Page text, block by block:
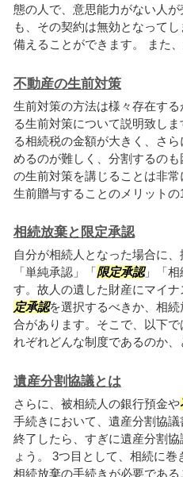
態の人で、意思能力がない人
も、その契約は無効となって
備えることができます。 また
不動産の生前対策
生前対策の方法は様々存在する
る生前対策について説明致しま
る相続税の金額が大きく、さら
めるのが難しく、分割するのも
の生前対策を講じることは非常
生前贈与することのメリットの
相続放棄と限定承認
自分が相続人となった場合に、
「単純承認」「限定承認」「相
す。故人の遺した財産にマイナ
定承認を選択するべきか、相
合があります。そこで、以下で
れぞれどんな制度であるのか
遺産分割協議とは
さらに、被相続人の銀行預金や
手続きにおいて、遺産分割協
終了したら、すぎに遺産分割
ょう。 3つ目として、相続に巻
相続放棄の手続きが必要であ